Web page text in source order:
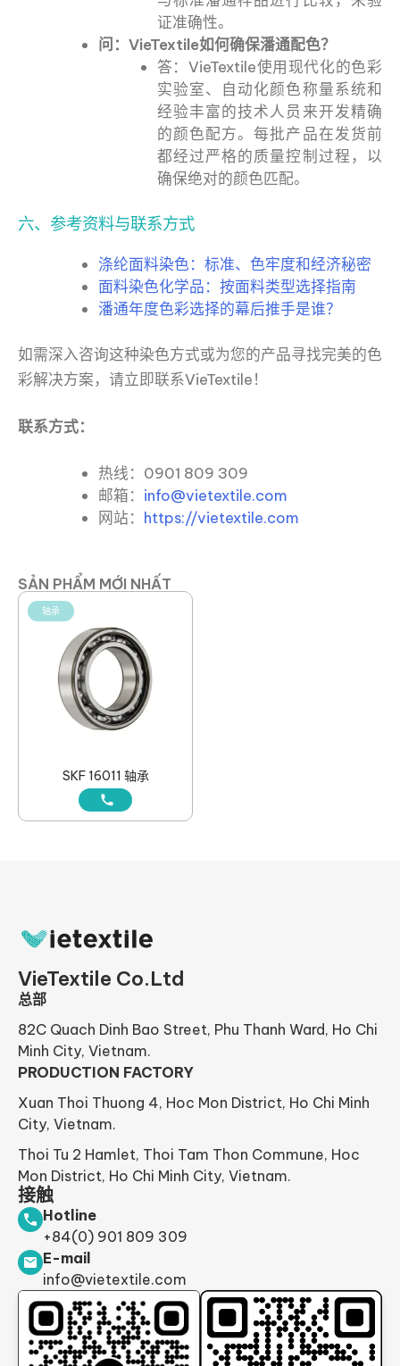
证准确性。
问：VieTextile如何确保潘通配色？
答：VieTextile使用现代化的色彩
实验室、自动化颜色称量系统和
经验丰富的技术人员来开发精确
的颜色配方。每批产品在发货前
都经过严格的质量控制过程，以
确保绝对的颜色匹配。
六、参考资料与联系方式
涤纶面料染色：标准、色牢度和经济秘密
面料染色化学品：按面料类型选择指南
潘通年度色彩选择的幕后推手是谁？
如需深入咨询这种染色方式或为您的产品寻找完美的色
彩解决方案，请立即联系VieTextile！
联系方式：
热线：0901 809 309
邮箱： info@vietextile.com
网站： https://vietextile.com
SẢN PHẨM MỚI NHẤT
轴承
SKF 16011 轴承
VieTextile Co.Ltd
总部
82C Quach Dinh Bao Street, Phu Thanh Ward, Ho Chi
Minh City, Vietnam.
PRODUCTION FACTORY
Xuan Thoi Thuong 4, Hoc Mon District, Ho Chi Minh
City, Vietnam.
Thoi Tu 2 Hamlet, Thoi Tam Thon Commune, Hoc
Mon District, Ho Chi Minh City, Vietnam.
接触
Hotline
+84(0) 901 809 309
E-mail
info@vietextile.com